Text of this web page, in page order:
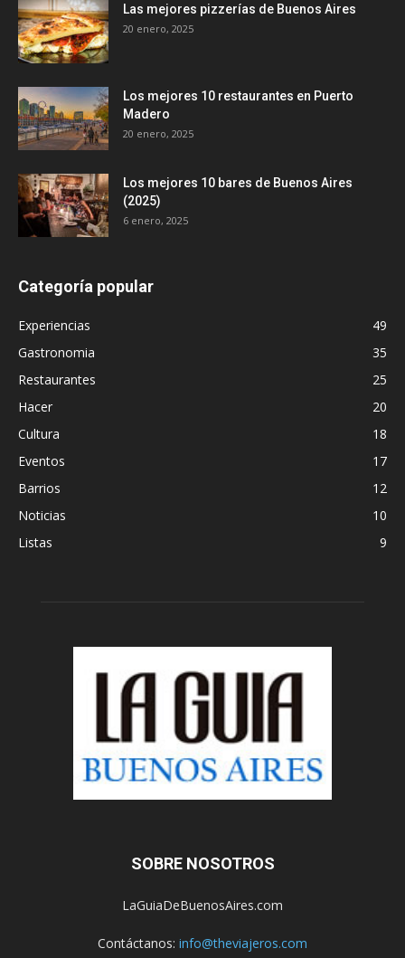
Las mejores pizzerías de Buenos Aires
20 enero, 2025
Los mejores 10 restaurantes en Puerto
Madero
20 enero, 2025
Los mejores 10 bares de Buenos Aires
(2025)
6 enero, 2025
Categoría popular
Experiencias
49
Gastronomia
35
Restaurantes
25
Hacer
20
Cultura
18
Eventos
17
Barrios
12
Noticias
10
Listas
9
SOBRE NOSOTROS
LaGuiaDeBuenosAires.com
Contáctanos: info@theviajeros.com